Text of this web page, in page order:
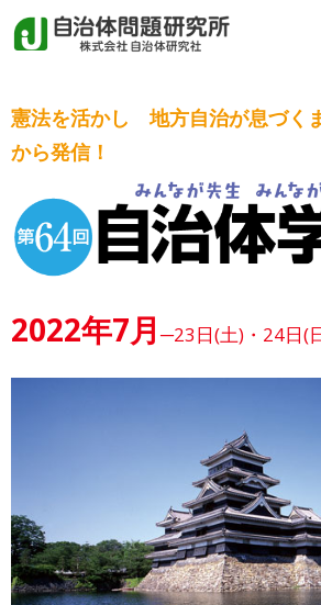
憲法を活かし 地方自治が息づく
から発信！
2022年7月 ─23日(土)・24日(